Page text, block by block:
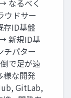
なるべく
ウドサー
存ID基盤
新規ID基
チパター
で足が遠
様な開発
GitLab,